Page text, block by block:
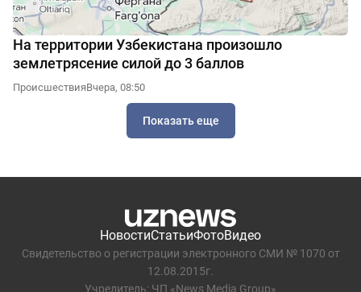
На территории Узбекистана произошло
землетрясение силой до 3 баллов
ПроисшествияВчера, 08:50
Показать еще
НовостиСтатьиФотоВидео
Свидетельство о регистрации электронного СМИ № 1070 от
12.08.2015г.
Учредитель: ЧП «News Media Group»